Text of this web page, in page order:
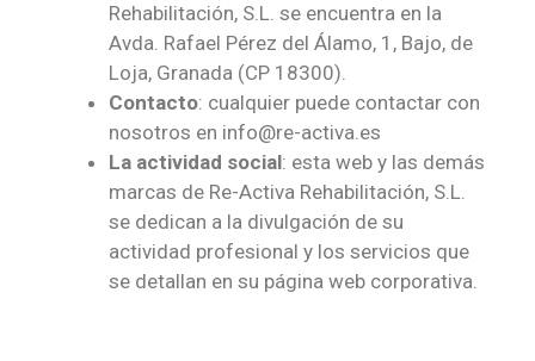
Rehabilitación, S.L. se encuentra en la
Avda. Rafael Pérez del Álamo, 1, Bajo, de
Loja, Granada (CP 18300).
Contacto: cualquier puede contactar con
nosotros en info@re-activa.es
La actividad social: esta web y las demás
marcas de Re-Activa Rehabilitación, S.L.
se dedican a la divulgación de su
actividad profesional y los servicios que
se detallan en su página web corporativa.